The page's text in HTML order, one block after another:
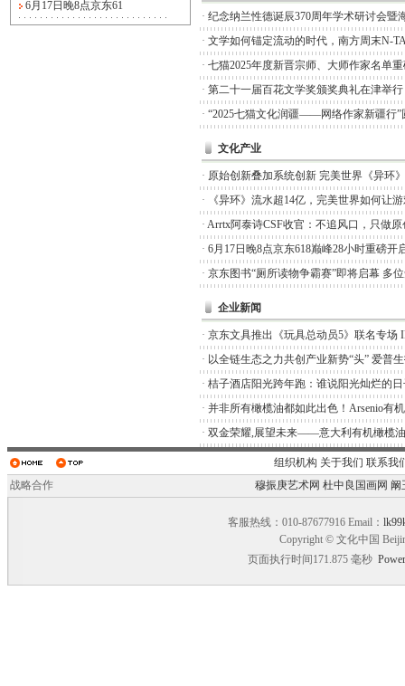
6月17日晚8点京东61
· 纪念纳兰性德诞辰370周年学术研讨会暨
· 文学如何锚定流动的时代，南方周末N-
· 七猫2025年度新晋宗师、大师作家名单
· 第二十一届百花文学奖颁奖典礼在津举行
· “2025七猫文化润疆——网络作家新疆行”
文化产业
· 原始创新叠加系统创新 完美世界《异环
·
《异环》流水超14亿，完美世界如何让游
· Arrtx阿泰诗CSF收官：不追风口，只做原
· 6月17日晚8点京东618巅峰28小时重磅开
· 京东图书“厕所读物争霸赛”即将启幕 多
企业新闻
· 京东文具推出《玩具总动员5》联名专场
· 以全链生态之力共创产业新势“头” 爱普
· 桔子酒店阳光跨年跑：谁说阳光灿烂的
· 并非所有橄榄油都如此出色！Arsenio有
· 双金荣耀,展望未来——意大利有机橄榄
组织机构 关于我们 联系我
战略合作
穆振庚艺术网 杜中良国画网 阚
客服热线：010-87677916 Email：
Copyright © 文化中国
页面执行时间171.875 毫秒